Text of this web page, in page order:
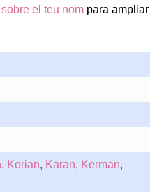
el teu nompara ampliar
, Korian, Karan, Kerman,